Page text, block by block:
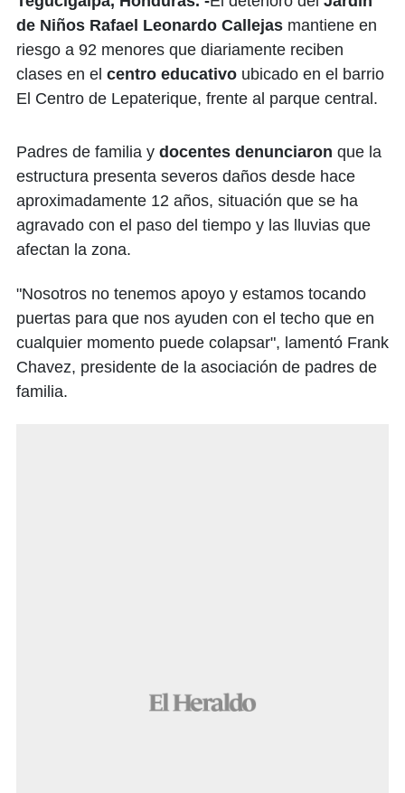
de Niños Rafael Leonardo Callejas mantiene en
riesgo a 92 menores que diariamente reciben
clases en el centro educativo ubicado en el barrio
El Centro de Lepaterique, frente al parque central.
Padres de familia y docentes denunciaron que la
estructura presenta severos daños desde hace
aproximadamente 12 años, situación que se ha
agravado con el paso del tiempo y las lluvias que
afectan la zona.
"Nosotros no tenemos apoyo y estamos tocando
puertas para que nos ayuden con el techo que en
cualquier momento puede colapsar", lamentó Frank
Chavez, presidente de la asociación de padres de
familia.